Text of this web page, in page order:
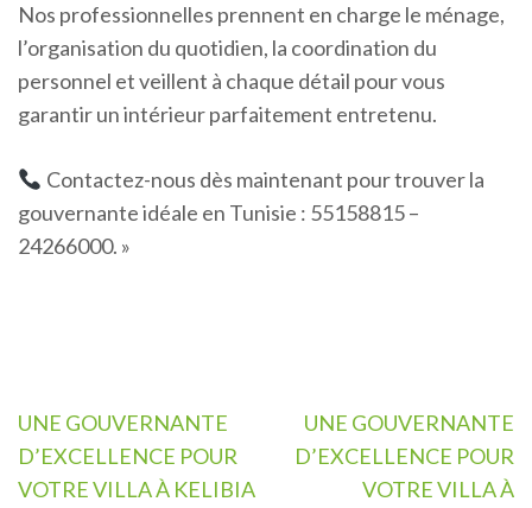
Nos professionnelles prennent en charge le ménage,
l’organisation du quotidien, la coordination du
personnel et veillent à chaque détail pour vous
garantir un intérieur parfaitement entretenu.
Contactez-nous dès maintenant pour trouver la
gouvernante idéale en Tunisie : 55158815 –
24266000. »
Navigation
de
l’article
UNE GOUVERNANTE
D’EXCELLENCE POUR
VOTRE VILLA À KELIBIA
UNE GOUVERNANTE
D’EXCELLENCE POUR
VOTRE VILLA À